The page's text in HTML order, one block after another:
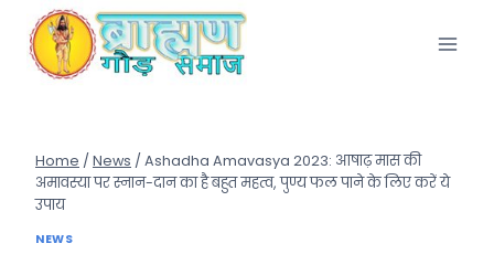
content
Home / News / Ashadha Amavasya 2023: आषाढ़ मास की
अमावस्या पर स्नान-दान का है बहुत महत्व, पुण्य फल पाने के लिए करें ये
उपाय
NEWS